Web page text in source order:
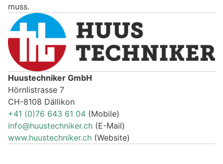
muss.
Huustechniker GmbH
Hörnlistrasse 7
CH-8108 Dällikon
+41 (0)76 643 61 04 (Mobile)
info@huustechniker.ch (E-Mail)
www.huustechniker.ch (Website)